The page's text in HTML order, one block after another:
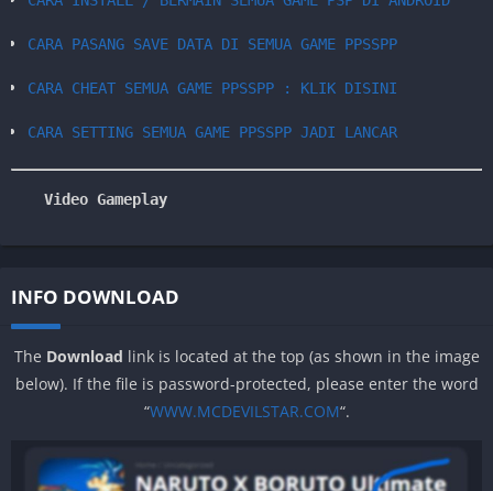
CARA PASANG SAVE DATA DI SEMUA GAME PPSSPP
CARA CHEAT SEMUA GAME PPSSPP : KLIK DISINI
CARA SETTING SEMUA GAME PPSSPP JADI LANCAR
Video Gameplay
INFO DOWNLOAD
The Download link is located at the top (as shown in the image
below). If the file is password-protected, please enter the word
“WWW.MCDEVILSTAR.COM“.